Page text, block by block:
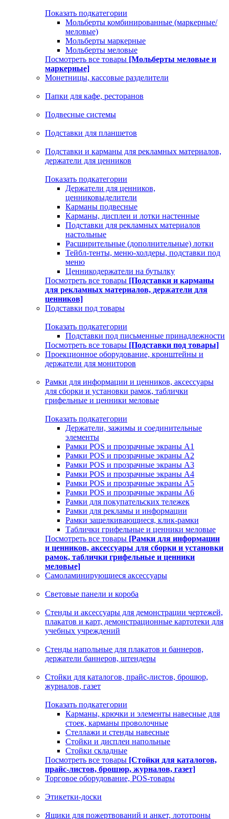
Показать подкатегории
Мольберты комбинированные (маркерные/
меловые)
Мольберты маркерные
Мольберты меловые
Посмотреть все товары [Мольберты меловые и
маркерные]
Монетницы, кассовые разделители
Папки для кафе, ресторанов
Подвесные системы
Подставки для планшетов
Подставки и карманы для рекламных материалов,
держатели для ценников
Показать подкатегории
Держатели для ценников,
ценниковыделители
Карманы подвесные
Карманы, дисплеи и лотки настенные
Подставки для рекламных материалов
настольные
Расширительные (дополнительные) лотки
Тейбл-тенты, меню-холдеры, подставки под
меню
Ценникодержатели на бутылку
Посмотреть все товары [Подставки и карманы
для рекламных материалов, держатели для
ценников]
Подставки под товары
Показать подкатегории
Подставки под письменные принадлежности
Посмотреть все товары [Подставки под товары]
Проекционное оборудование, кронштейны и
держатели для мониторов
Рамки для информации и ценников, аксессуары
для сборки и установки рамок, таблички
грифельные и ценники меловые
Показать подкатегории
Держатели, зажимы и соединительные
элементы
Рамки POS и прозрачные экраны А1
Рамки POS и прозрачные экраны А2
Рамки POS и прозрачные экраны А3
Рамки POS и прозрачные экраны А4
Рамки POS и прозрачные экраны А5
Рамки POS и прозрачные экраны А6
Рамки для покупательских тележек
Рамки для рекламы и информации
Рамки защелкивающиеся, клик-рамки
Таблички грифельные и ценники меловые
Посмотреть все товары [Рамки для информации
и ценников, аксессуары для сборки и установки
рамок, таблички грифельные и ценники
меловые]
Самоламинирующиеся аксессуары
Световые панели и короба
Стенды и аксессуары для демонстрации чертежей,
плакатов и карт, демонстрационные картотеки для
учебных учреждений
Стенды напольные для плакатов и баннеров,
держатели баннеров, штендеры
Стойки для каталогов, прайс-листов, брошюр,
журналов, газет
Показать подкатегории
Карманы, крючки и элементы навесные для
стоек, карманы проволочные
Стеллажи и стенды навесные
Стойки и дисплеи напольные
Стойки складные
Посмотреть все товары [Стойки для каталогов,
прайс-листов, брошюр, журналов, газет]
Торговое оборудование, POS-товары
Этикетки-доски
Ящики для пожертвований и анкет, лототроны